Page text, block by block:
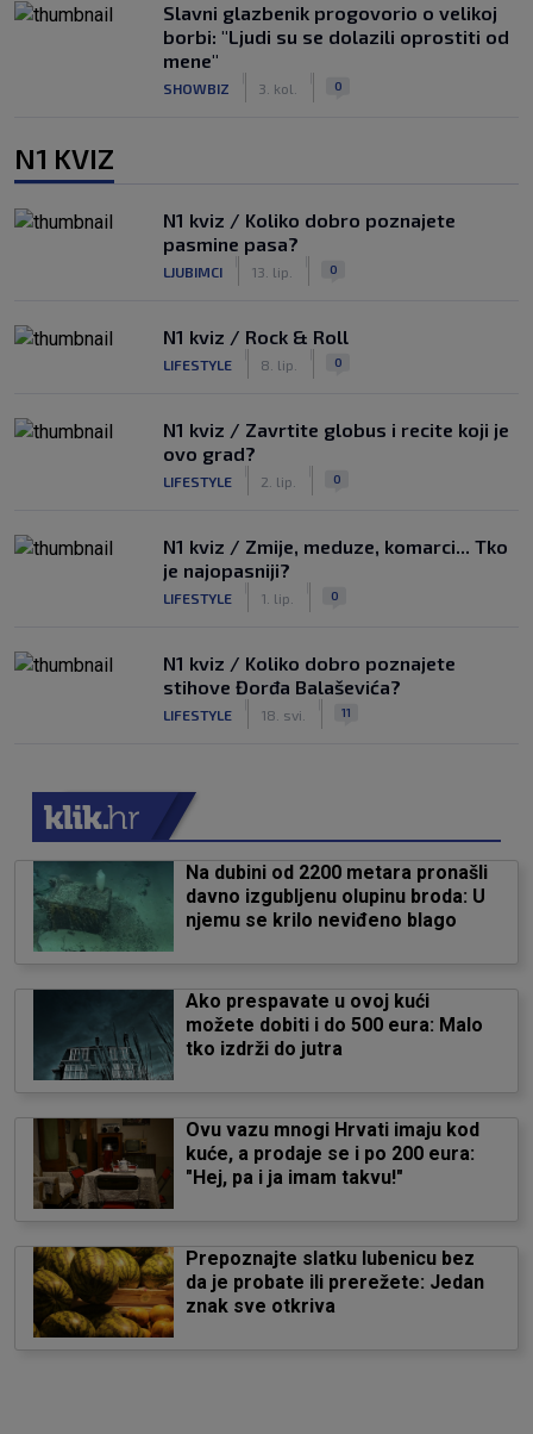
Slavni glazbenik progovorio o velikoj
borbi: "Ljudi su se dolazili oprostiti od
mene"
SHOWBIZ 3. kol. 0
N1 KVIZ
N1 kviz / Koliko dobro poznajete
pasmine pasa?
LJUBIMCI 13. lip. 0
N1 kviz / Rock & Roll
LIFESTYLE 8. lip. 0
N1 kviz / Zavrtite globus i recite koji je
ovo grad?
LIFESTYLE 2. lip. 0
N1 kviz / Zmije, meduze, komarci... Tko
je najopasniji?
LIFESTYLE 1. lip. 0
N1 kviz / Koliko dobro poznajete
stihove Đorđa Balaševića?
LIFESTYLE 18. svi. 11
Na dubini od 2200 metara pronašli
davno izgubljenu olupinu broda: U
njemu se krilo neviđeno blago
Ako prespavate u ovoj kući
možete dobiti i do 500 eura: Malo
tko izdrži do jutra
Ovu vazu mnogi Hrvati imaju kod
kuće, a prodaje se i po 200 eura:
"Hej, pa i ja imam takvu!"
Prepoznajte slatku lubenicu bez
da je probate ili prerežete: Jedan
znak sve otkriva